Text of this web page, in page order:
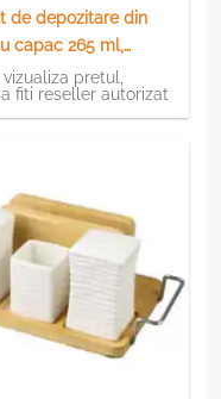
de depozitare din
capac 265 ml,
Houseware
pretul,
fiti reseller autorizat